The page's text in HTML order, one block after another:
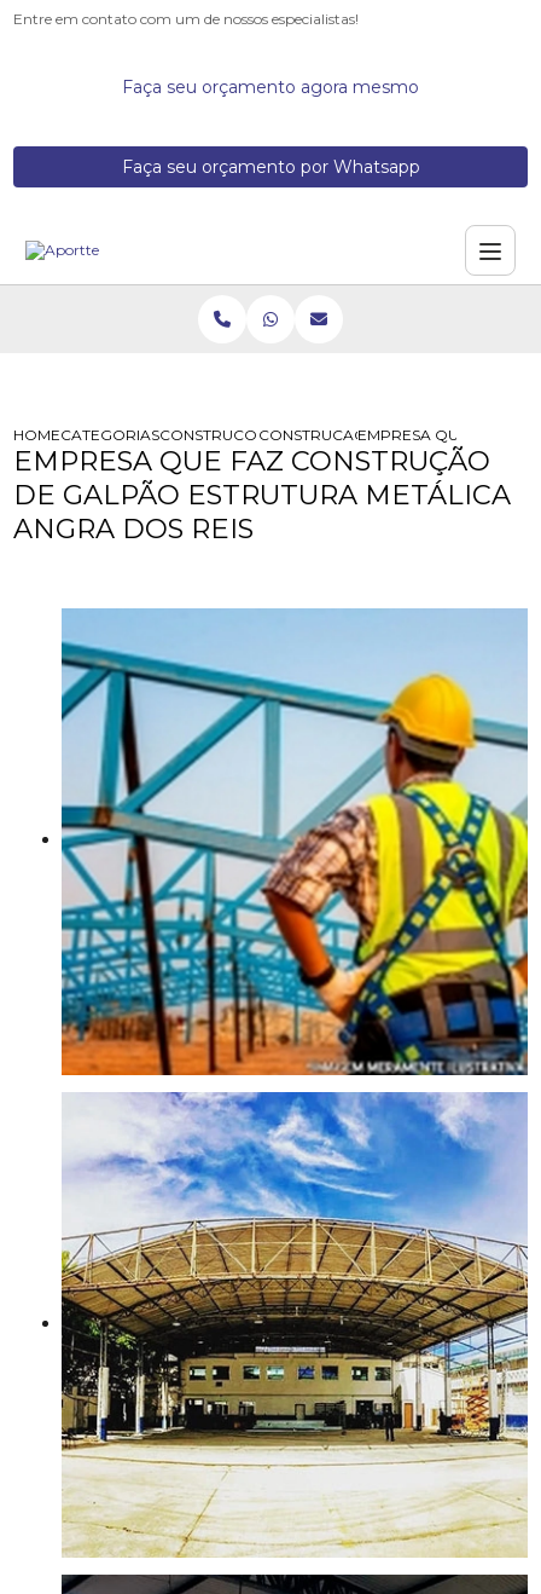
Entre em contato com um de nossos especialistas!
Faça seu orçamento agora mesmo
Faça seu orçamento por Whatsapp
HOMECATEGORIASCONSTRUCOES DE GALPOES METALICOS
CONSTRUCAO GALPAO ESTRUTURA
EMPRESA QUE FAZ
EMPRESA QUE FAZ CONSTRUÇÃO
DE GALPÃO ESTRUTURA METÁLICA
ANGRA DOS REIS